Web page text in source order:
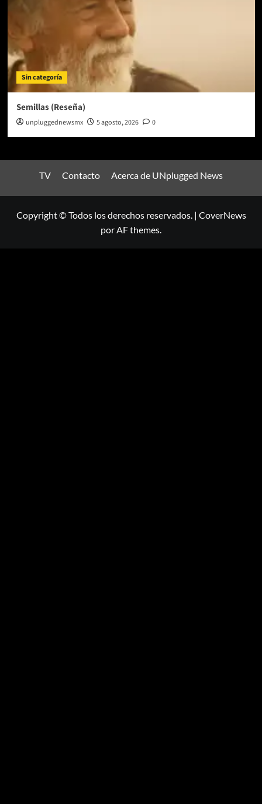
Sin categoría
Semillas (Reseña)
unpluggednewsmx 5 agosto, 2026 0
TV Contacto Acerca de UNplugged News
Copyright © Todos los derechos reservados. | CoverNews
por AF themes.